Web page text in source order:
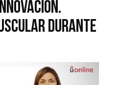
DURANTE